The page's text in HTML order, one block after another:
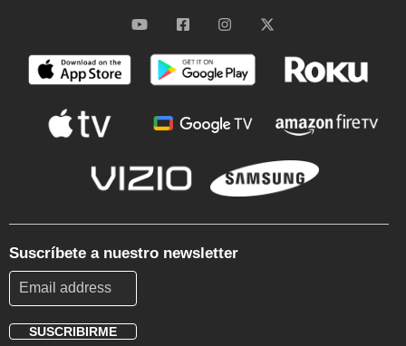
Suscríbete a nuestro newsletter
SUSCRIBIRME